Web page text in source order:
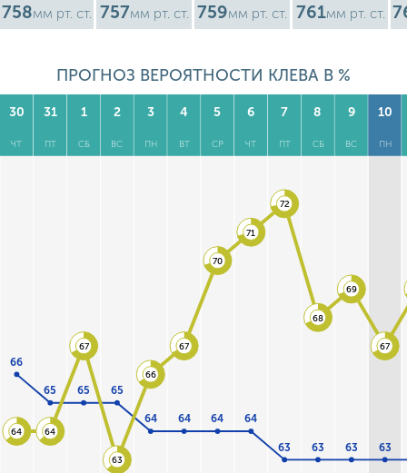
758мм рт. ст. 757мм рт. ст. 759мм рт. ст. 761мм рт. ст.
ПРОГНОЗ ВЕРОЯТНОСТИ КЛЕВА В %
30
ЧТ
31
ПТ
1
СБ
2
ВС
3
ПН
4
ВТ
5
СР
6
ЧТ
7
ПТ
8
СБ
9
ВС
10
ПН
66
65 65 65
64 64 64 64
63 63 63 63
64 64
67
63
66
67
70
71
72
68
69
67